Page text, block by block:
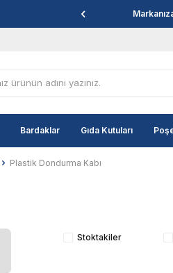
Bardaklar Gıda Kutuları
Plastik Dondurma Kabı
Stoktakiler